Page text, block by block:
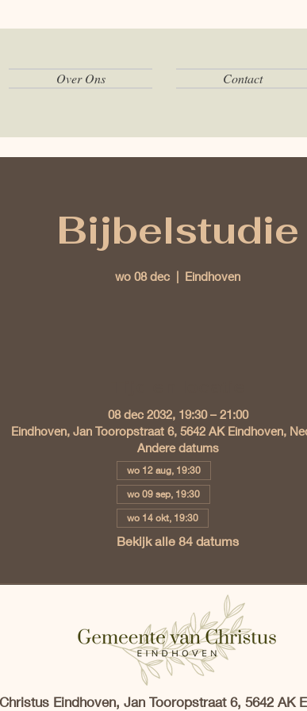
Over Ons Contact
Bijbelstudie
wo 08 dec
  |
Eindhoven
08 dec 2032, 19:30 – 21:00
Eindhoven, Jan Tooropstraat 6, 5642 AK Eindhoven,
Andere datums
wo 12 aug, 19:30
wo 09 sep, 19:30
wo 14 okt, 19:30
Bekijk alle 84 datums
Eindhoven, Jan Tooropstraat 6, 5642 AK